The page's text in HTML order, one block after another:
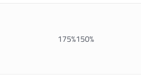
175%150%